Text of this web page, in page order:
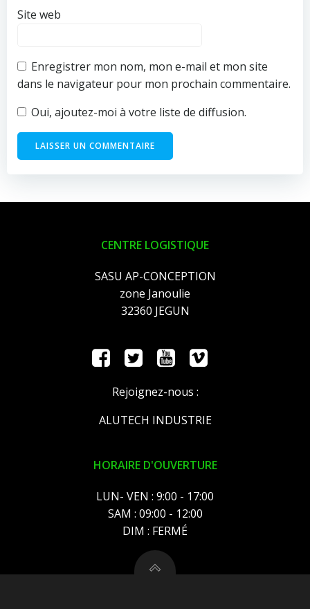
Site web
Enregistrer mon nom, mon e-mail et mon site
dans le navigateur pour mon prochain commentaire.
Oui, ajoutez-moi à votre liste de diffusion.
CENTRE LOGISTIQUE
SASU AP-CONCEPTION
zone Janoulie
32360 JEGUN
Rejoignez-nous :
ALUTECH INDUSTRIE
HORAIRE D'OUVERTURE
LUN- VEN : 9:00 - 17:00
SAM : 09:00 - 12:00
DIM : FERMÉ